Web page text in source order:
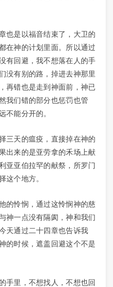
也是以福音结束了，大卫的
在神的计划里面。所以通过
有回避，我不想落在人的手
没有别的路，掉进去神那里
再错也是走到神面前，神已
我们错的部分也惩罚也管
不能分开的。
三天的瘟疫，直接掉在神的
出来的是亚劳拿的禾场上献
亚亚伯拉罕的献祭，所罗门
这个地方。
的怜悯，通过这怜悯神的慈
神一点没有隔阂，神和我们
天通过二十四章也告诉我
的时候，遮盖回避这个不是
手里，不想找人，不想也回